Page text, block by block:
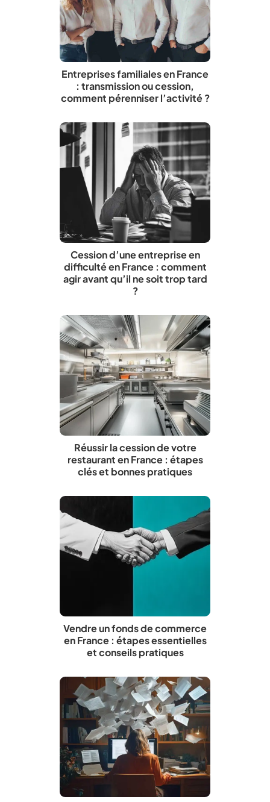
Entreprises familiales en France
: transmission ou cession,
comment pérenniser l’activité ?
Cession d’une entreprise en
difficulté en France : comment
agir avant qu’il ne soit trop tard
?
Réussir la cession de votre
restaurant en France : étapes
clés et bonnes pratiques
Vendre un fonds de commerce
en France : étapes essentielles
et conseils pratiques